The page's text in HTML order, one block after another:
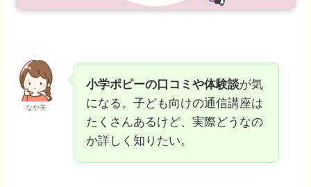
なや美
小学ポピーの口コミや体験談が気
になる。子ども向けの通信講座は
たくさんあるけど、実際どうなの
か詳しく知りたい。